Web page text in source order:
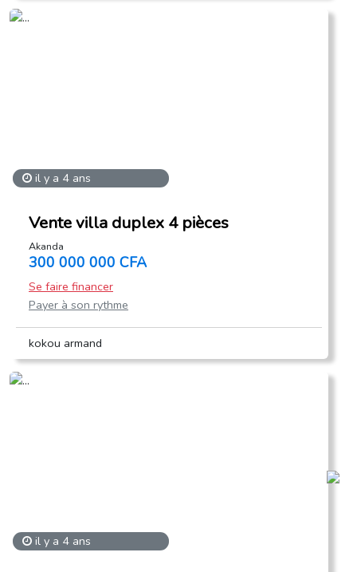
il y a 4 ans
Vente villa duplex 4 pièces
Akanda
300 000 000 CFA
Se faire financer
Payer à son rythme
kokou armand
il y a 4 ans